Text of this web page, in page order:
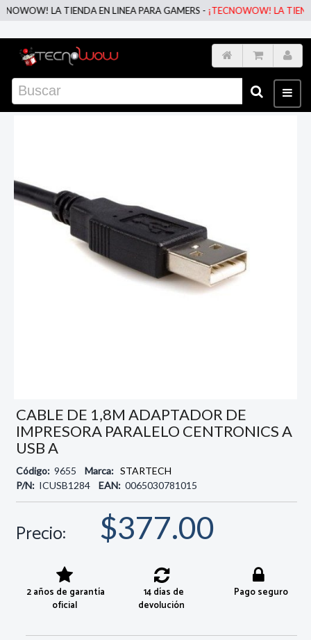
LA TIENDA EN LINEA PARA GAMERS -¡TECNOWOW! LA TIENDA
CABLE DE 1,8M ADAPTADOR DE
IMPRESORA PARALELO CENTRONICS A
USB A
Código: 9655 Marca: STARTECH
P/N: ICUSB1284 EAN: 0065030781015
Precio: $377.00
2 años de garantía
oficial
14 días de
devolución
Pago seguro